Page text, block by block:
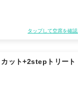
タップして空席を確認
カット+2stepトリート